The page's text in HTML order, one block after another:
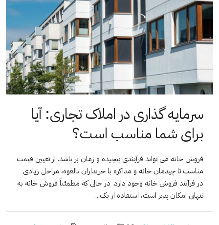
سرمایه گذاری در املاک تجاری: آیا
برای شما مناسب است؟
فروش خانه می تواند فرآیندی پیچیده و زمان بر باشد. از تعیین قیمت
مناسب تا چیدمان خانه و مذاکره با خریداران بالقوه، مراحل زیادی
در فرآیند فروش خانه وجود دارد. در حالی که مطمئناً فروش خانه به
تنهایی امکان پذیر است، استفاده از یک...